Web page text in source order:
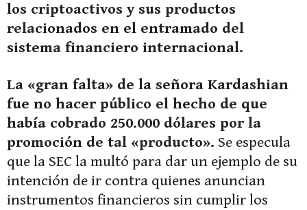
los criptoactivos y sus productos
relacionados en el entramado del
sistema financiero internacional.
La «gran falta» de la señora Kardashian
fue no hacer público el hecho de que
había cobrado 250.000 dólares por la
promoción de tal «producto». Se especula
que la SEC la multó para dar un ejemplo de su
intención de ir contra quienes anuncian
instrumentos financieros sin cumplir los